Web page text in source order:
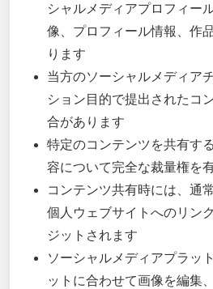
シャルメディアプロフィー
像、プロフィール情報、作
ります
当方のソーシャルメディア
ション目的で提出されたコ
合があります
特定のコンテンツを共有す
容について完全な裁量権を
コンテンツ共有時には、通
個人ウェブサイトへのリン
ジットされます
ソーシャルメディアプラッ
ットに合わせて画像を編集